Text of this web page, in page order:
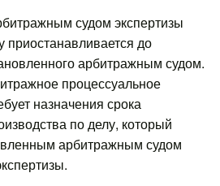
судом экспертизы
приостанавливается до
арбитражным судом.
процессуальное
назначения срока
по делу, который
арбитражным судом